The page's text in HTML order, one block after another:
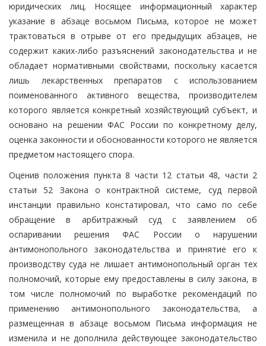
юридических лиц. Носящее информационный характер
указание в абзаце восьмом Письма, которое не может
трактоваться в отрыве от его предыдущих абзацев, не
содержит каких-либо разъяснений законодательства и не
обладает нормативными свойствами, поскольку касается
лишь лекарственных препаратов с использованием
поименованного активного вещества, производителем
которого является конкретный хозяйствующий субъект, и
основано на решении ФАС России по конкретному делу,
оценка законности и обоснованности которого не является
предметом настоящего спора.
Оценив положения пункта 8 части 12 статьи 48, части 2
статьи 52 Закона о контрактной системе, суд первой
инстанции правильно констатировал, что само по себе
обращение в арбитражный суд с заявлением об
оспаривании решения ФАС России о нарушении
антимонопольного законодательства и принятие его к
производству суда не лишает антимонопольный орган тех
полномочий, которые ему предоставлены в силу закона, в
том числе полномочий по выработке рекомендаций по
применению антимонопольного законодательства, а
размещенная в абзаце восьмом Письма информация не
изменила и не дополнила действующее законодательство